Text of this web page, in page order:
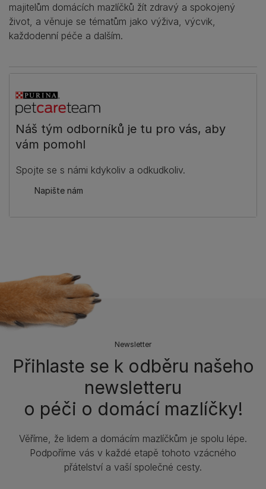
majitelům domácích mazlíčků žít zdravý a spokojený
život, a věnuje se tématům jako výživa, výcvik,
každodenní péče a dalším.
Náš tým odborníků je tu pro vás, aby
vám pomohl
Spojte se s námi kdykoliv a odkudkoliv.
Napište nám
Newsletter
Přihlaste se k odběru našeho
newsletteru
o péči o domácí mazlíčky!
Věříme, že lidem a domácím mazlíčkům je spolu lépe.
Podpoříme vás v každé etapě tohoto vzácného
přátelství a vaší společné cesty.